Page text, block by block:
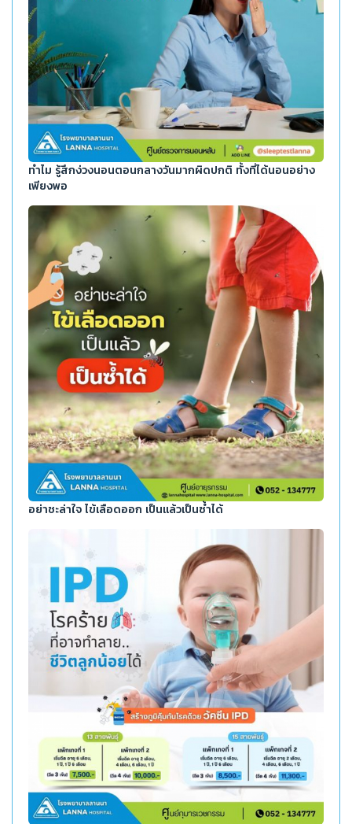
ทำไม รู้สึกง่วงนอนตอนกลางวันมากผิดปกติ ทั้งที่ได้นอนอย่าง
เพียงพอ
อย่าชะล่าใจ ไข้เลือดออก เป็นแล้วเป็นซ้ำได้